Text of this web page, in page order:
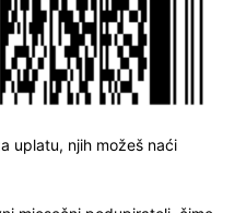
uplatu, njih možeš naći